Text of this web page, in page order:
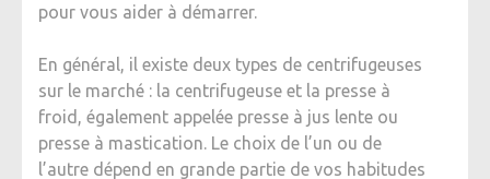
pour vous aider à démarrer.
En général, il existe deux types de centrifugeuses
sur le marché : la centrifugeuse et la presse à
froid, également appelée presse à jus lente ou
presse à mastication. Le choix de l’un ou de
l’autre dépend en grande partie de vos habitudes